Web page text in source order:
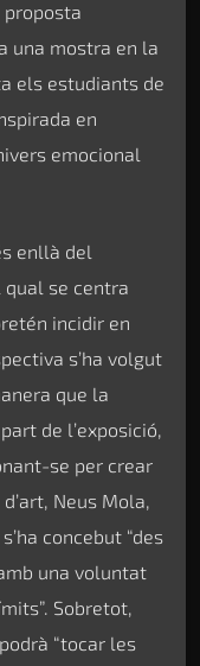
proposta
una mostra en la
els estudiants de
en
emocional
enllà del
se centra
incidir en
s’ha volgut
que la
de l’exposició,
se per crear
Neus Mola,
concebut “des
una voluntat
Sobretot,
“tocar les